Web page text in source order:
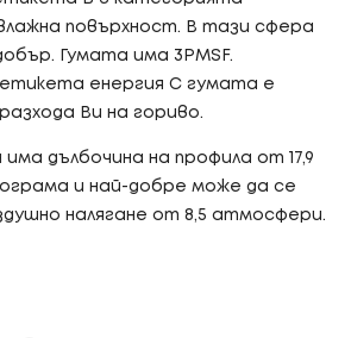
повърхност. В тази сфера
Гумата има 3PMSF.
етикета енергия C гумата е
Ви на гориво.
дълбочина на профила от 17,9
и най-добре може да се
налягане от 8,5 атмосфери.